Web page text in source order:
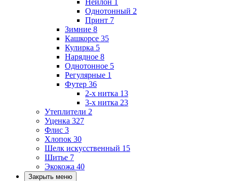
Однотонный 2
Принт 7
Зимние 8
Кашкорсе 35
Кулирка 5
Нарядное 8
Однотонное 5
Регулярные 1
Футер 36
2-х нитка 13
3-х нитка 23
Утеплители 2
Уценка 327
Флис 3
Хлопок 30
Шелк искусственный 15
Шитье 7
Экокожа 40
Закрыть меню